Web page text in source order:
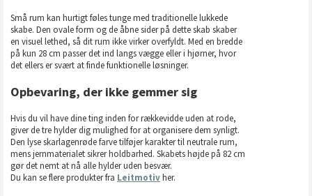
Små rum kan hurtigt føles tunge med traditionelle lukkede
skabe. Den ovale form og de åbne sider på dette skab skaber
en visuel lethed, så dit rum ikke virker overfyldt. Med en bredde
på kun 28 cm passer det ind langs vægge eller i hjørner, hvor
det ellers er svært at finde funktionelle løsninger.
Opbevaring, der ikke gemmer sig
Hvis du vil have dine ting inden for rækkevidde uden at rode,
giver de tre hylder dig mulighed for at organisere dem synligt.
Den lyse skarlagenrøde farve tilføjer karakter til neutrale rum,
mens jernmaterialet sikrer holdbarhed. Skabets højde på 82 cm
gør det nemt at nå alle hylder uden besvær.
Du kan se flere produkter fra Leitmotivher.